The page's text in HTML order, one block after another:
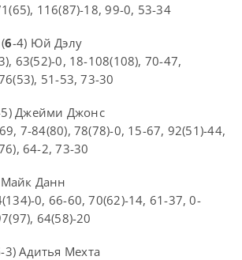
116(87)-18, 99-0, 53-34
(6-4) Юй Дэлу
63(52)-0, 18-108(108), 70-47,
51-53, 73-30
Джейми Джонс
7-84(80), 78(78)-0, 15-67, 92(51)-44,
64-2, 73-30
Данн
0, 66-60, 70(62)-14, 61-37, 0-
64(58)-20
-3) Адитья Мехта